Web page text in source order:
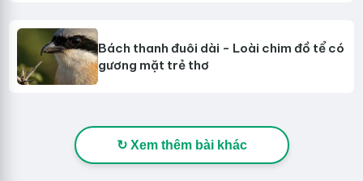
Bách thanh đuôi dài - Loài chim đồ tể có
gương mặt trẻ thơ
↻ Xem thêm bài khác